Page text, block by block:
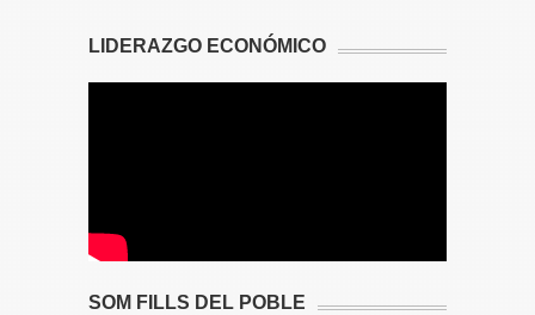
LIDERAZGO ECONÓMICO
SOM FILLS DEL POBLE